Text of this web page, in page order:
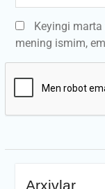
Keyingi
mening ismim,
Arxivlar